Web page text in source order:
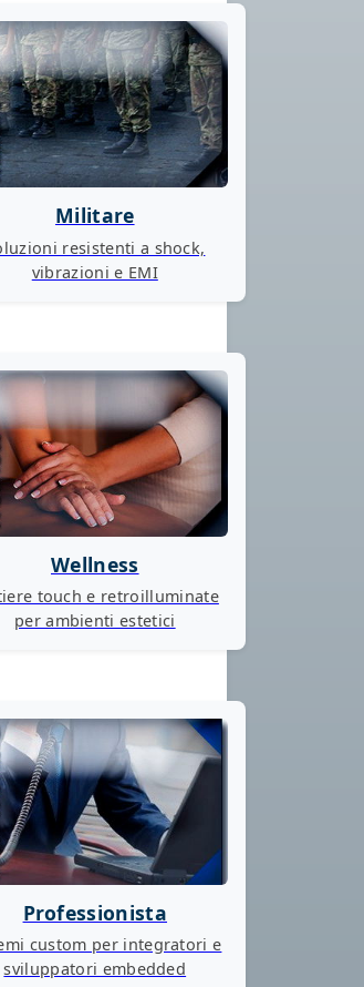
Militare
resistenti a shock,
vibrazioni e EMI
Wellness
touch e retroilluminate
per ambienti estetici
Professionista
custom per integratori e
sviluppatori embedded